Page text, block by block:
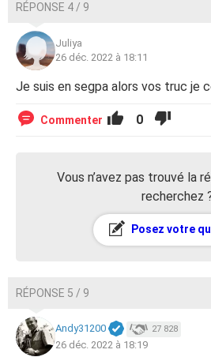
RÉPONSE 4 / 9
Juliya
26 déc. 2022 à 18:11
Je suis en segpa alors vos truc je
Commenter 0
Vous n’avez pas trouvé la
recherchez
Posez votre
RÉPONSE 5 / 9
Andy31200 27 828
26 déc. 2022 à 18:19